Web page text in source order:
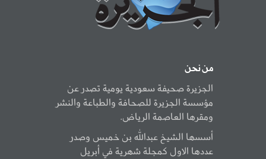
من نحن
الجزيرة صحيفة سعودية يومية تصدر عن
مؤسسة الجزيرة للصحافة والطباعة والنشر
ومقرها العاصمة الرياض.
أسسها الشيخ عبدالله بن خميس وصدر
عددها الاول كمجلة شهرية في أبريل